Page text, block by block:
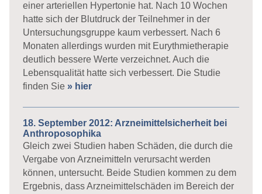
einer arteriellen Hypertonie hat. Nach 10 Wochen
hatte sich der Blutdruck der Teilnehmer in der
Untersuchungsgruppe kaum verbessert. Nach 6
Monaten allerdings wurden mit Eurythmietherapie
deutlich bessere Werte verzeichnet. Auch die
Lebensqualität hatte sich verbessert. Die Studie
finden Sie » hier
18. September 2012: Arzneimittelsicherheit bei
Anthroposophika
Gleich zwei Studien haben Schäden, die durch die
Vergabe von Arzneimitteln verursacht werden
können, untersucht. Beide Studien kommen zu dem
Ergebnis, dass Arzneimittelschäden im Bereich der